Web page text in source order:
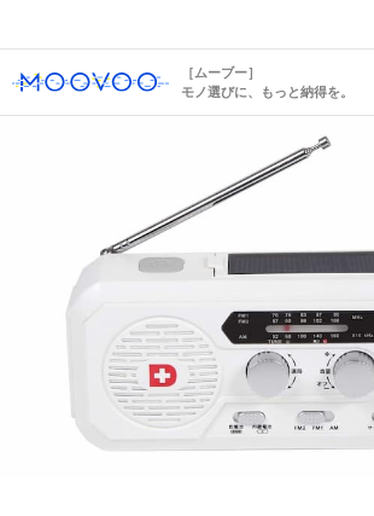
［ムーブー］
モノ選びに、もっと納得を。